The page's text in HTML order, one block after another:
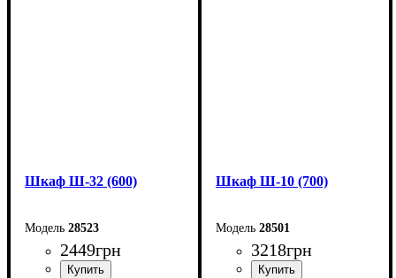
Шкаф Ш-32 (600)
28523
2449грн
Шкаф Ш-10 (700)
28501
3218грн